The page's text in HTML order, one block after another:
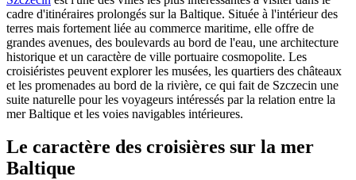
cadre d'itinéraires prolongés sur la Baltique. Située à l'intérieur des
terres mais fortement liée au commerce maritime, elle offre de
grandes avenues, des boulevards au bord de l'eau, une architecture
historique et un caractère de ville portuaire cosmopolite. Les
croisiéristes peuvent explorer les musées, les quartiers des châteaux
et les promenades au bord de la rivière, ce qui fait de Szczecin une
suite naturelle pour les voyageurs intéressés par la relation entre la
mer Baltique et les voies navigables intérieures.
Le caractère des croisières sur la mer
Baltique